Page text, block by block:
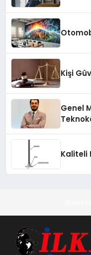
Kişi
Genel
Kaliteli